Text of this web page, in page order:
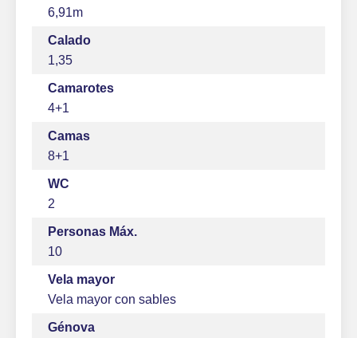
6,91m
Calado
1,35
Camarotes
4+1
Camas
8+1
WC
2
Personas Máx.
10
Vela mayor
Vela mayor con sables
Génova